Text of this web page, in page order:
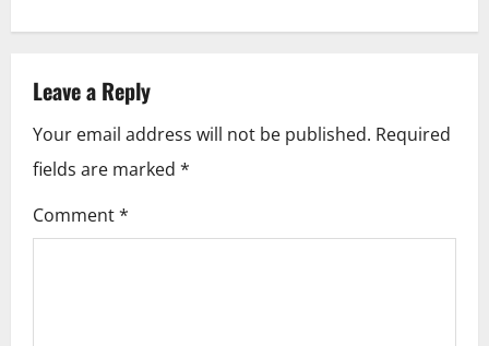
a
v
i
g
Leave a Reply
Your email address will not be published. Required
fields are marked *
Comment*